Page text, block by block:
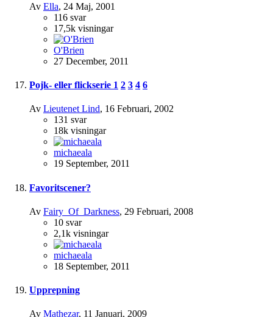
Av Ella, 24 Maj, 2001
116 svar
17,5k visningar
O'Brien
27 December, 2011
Pojk- eller flickserie 1 2 3 4 6
Av Lieutenet Lind, 16 Februari, 2002
131 svar
18k visningar
michaeala
19 September, 2011
Favoritscener?
Av Fairy_Of_Darkness, 29 Februari, 2008
10 svar
2,1k visningar
michaeala
18 September, 2011
Upprepning
Av Mathezar, 11 Januari, 2009